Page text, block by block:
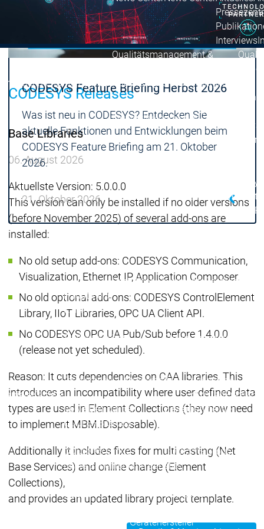
UnternehmenUnternehmen
Interviews
Qualitätsmanagement &
Nachhaltigkeit Nachhaltigkeit
InnovationInnovation
Unternehmen
Innovation
Unternehmen
Distributoren
Rechtliche Dokumente Rechtliche
KarriereKarriere
Hauptmenü
Karriere
Stellenangebote
Stellenangebote
Studierende
Studierende
Studierende
PraxistagPraxistag
Bewerben bei der
CODESYS Group
Bewerben bei der
CODESYS Group
CODESYS Group
Deine BenefitsDeine Benefits
CODESYS
CODESYS
Hauptmenü
Gerätehersteller
CODESYS Feature Briefing Herbst 2026
Was ist neu in CODESYS? Entdecken Sie
aktuelle Funktionen und Entwicklungen beim
CODESYS Feature Briefing am 21. Oktober
2026.
21. Oktober 2026
CODESYS Releases
Base Libraries
06. August 2026
Aktuellste Version: 5.0.0.0
This version can only be installed if no older versions
(before November 2025) of several add-ons are
installed:
No old setup add-ons: CODESYS Communication,
Visualization, Ethernet IP, Application Composer.
No old optional add-ons: CODESYS ControlElement
Library, IIoT Libraries, OPC UA Client API.
No CODESYS OPC UA Pub/Sub before 1.4.0.0
(release not yet scheduled).
Reason: It cuts dependencies on CAA libraries. This
introduces an incompatibility where user-defined data
types are used in Element Collections (they now need
to implement MBM.IDisposable).
Additionally it includes fixes for multi casting (Net
Base Services) and online change (Element
Collections),
and provides an updated library project template.